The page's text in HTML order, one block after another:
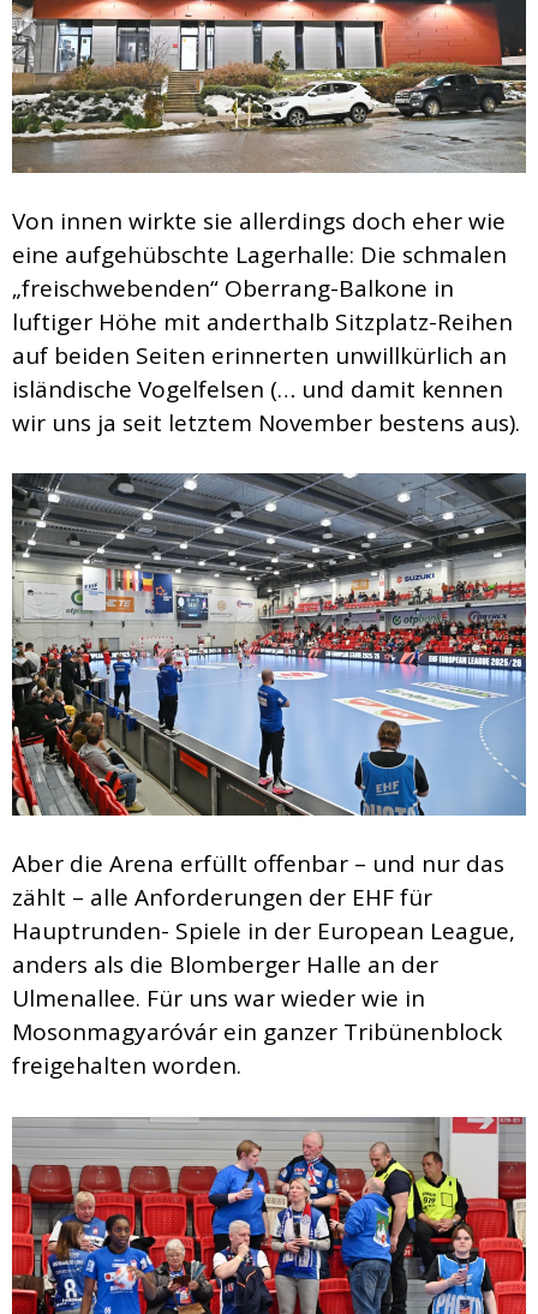
Von innen wirkte sie allerdings doch eher wie
eine aufgehübschte Lagerhalle: Die schmalen
„freischwebenden“ Oberrang-Balkone in
luftiger Höhe mit anderthalb Sitzplatz-Reihen
auf beiden Seiten erinnerten unwillkürlich an
isländische Vogelfelsen (… und damit kennen
wir uns ja seit letztem November bestens aus).
Aber die Arena erfüllt offenbar – und nur das
zählt – alle Anforderungen der EHF für
Hauptrunden- Spiele in der European League,
anders als die Blomberger Halle an der
Ulmenallee. Für uns war wieder wie in
Mosonmagyaróvár ein ganzer Tribünenblock
freigehalten worden.